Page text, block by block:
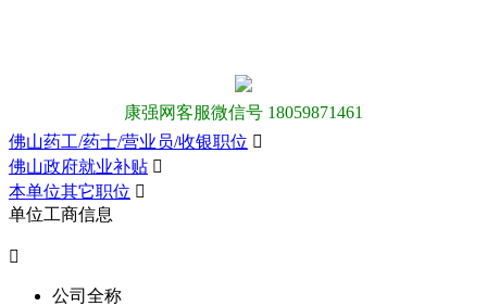
康强网客服微信号 18059871461
佛山药工/药士/营业员/收银职位 
佛山政府就业补贴 
本单位其它职位 
单位工商信息

公司全称